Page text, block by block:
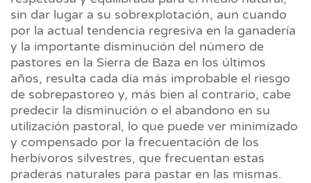
sin dar lugar a su sobrexplotación, aun cuando
por la actual tendencia regresiva en la ganadería
y la importante disminución del número de
pastores en la Sierra de Baza en los últimos
años, resulta cada día más improbable el riesgo
de sobrepastoreo y, más bien al contrario, cabe
predecir la disminución o el abandono en su
utilización pastoral, lo que puede ver minimizado
y compensado por la frecuentación de los
herbívoros silvestres, que frecuentan estas
praderas naturales para pastar en las mismas.